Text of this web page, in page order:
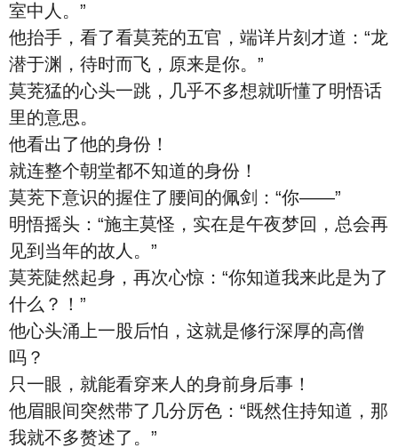
室中人。”
他抬手，看了看莫茺的五官，端详片刻才道：“龙
潜于渊，待时而飞，原来是你。”
莫茺猛的心头一跳，几乎不多想就听懂了明悟话
里的意思。
他看出了他的身份！
就连整个朝堂都不知道的身份！
莫茺下意识的握住了腰间的佩剑：“你——”
明悟摇头：“施主莫怪，实在是午夜梦回，总会再
见到当年的故人。”
莫茺陡然起身，再次心惊：“你知道我来此是为了
什么？！”
他心头涌上一股后怕，这就是修行深厚的高僧
吗？
只一眼，就能看穿来人的身前身后事！
他眉眼间突然带了几分厉色：“既然住持知道，那
我就不多赘述了。”